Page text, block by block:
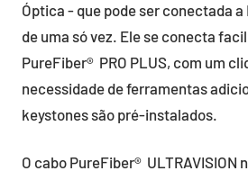
Óptica - que pode ser conectada a
de uma só vez. Ele se conecta
PureFiber® PRO PLUS, com um
necessidade de ferramentas
keystones são pré-instalados.
O cabo PureFiber® ULTRAVISION